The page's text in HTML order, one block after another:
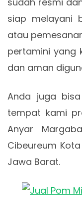
siap melayani
atau
pertamini yang
dan aman
Anda juga
tempat kami
Anyar
Cibeureum
Jawa Barat.